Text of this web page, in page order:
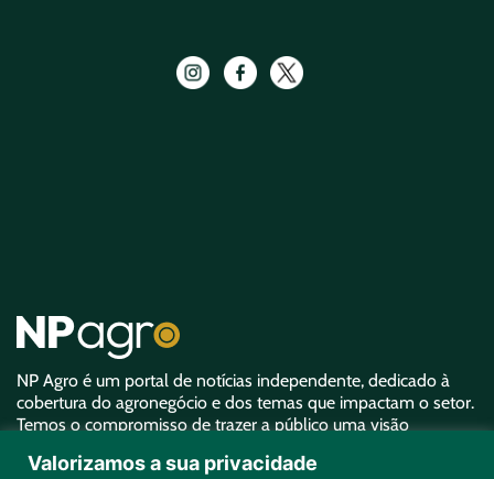
Valorizamos a sua privacidade
NP Agro é um portal de notícias independente, dedicado à
cobertura do agronegócio e dos temas que impactam o setor.
Temos o compromisso de trazer a público uma visão
equivalente à sua importância.